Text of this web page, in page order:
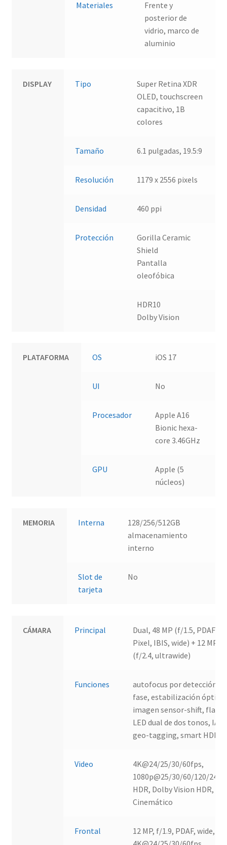
Materiales
Frente y
posterior de
vidrio, marco de
aluminio
DISPLAY Tipo
Super Retina XDR
OLED, touchscreen
capacitivo, 1B
colores
Tamaño 6.1 pulgadas, 19.5:9
Resolución 1179 x 2556 pixels
Densidad 460 ppi
Protección
Gorilla Ceramic
Shield
Pantalla
oleofóbica
HDR10
Dolby Vision
PLATAFORMA OS iOS 17
UI No
Procesador
Apple A16
Bionic hexa-
core 3.46GHz
GPU
Apple (5
núcleos)
MEMORIA Interna
128/256/512GB
almacenamiento
interno
Slot de
tarjeta
No
CÁMARA Principal
Dual, 48 MP (f/1.5, PDAF
Pixel, IBIS, wide) + 12 MP
(f/2.4, ultrawide)
Funciones
autofocus por detección de
fase, estabilización óptica
imagen sensor-shift, flash
LED dual de dos tonos, IA,
geo-tagging, smart HDR
Video
4K@24/25/30/60fps,
1080p@25/30/60/120/
HDR, Dolby Vision HDR,
Cinemático
Frontal
12 MP, f/1.9, PDAF, wide,